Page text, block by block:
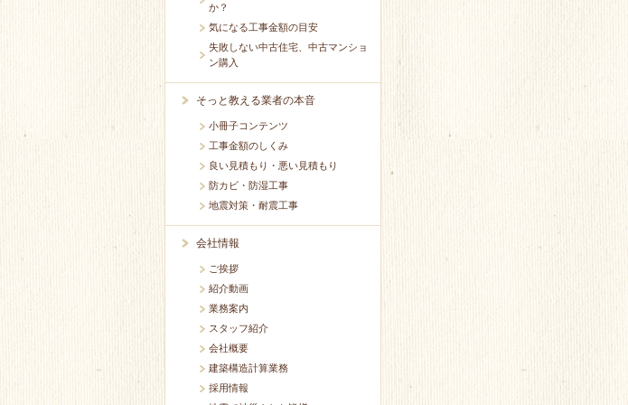
か？
気になる工事金額の目安
失敗しない中古住宅、中古マンショ
ン購入
そっと教える業者の本音
小冊子コンテンツ
工事金額のしくみ
良い見積もり・悪い見積もり
防カビ・防湿工事
地震対策・耐震工事
会社情報
ご挨拶
紹介動画
業務案内
スタッフ紹介
会社概要
建築構造計算業務
採用情報